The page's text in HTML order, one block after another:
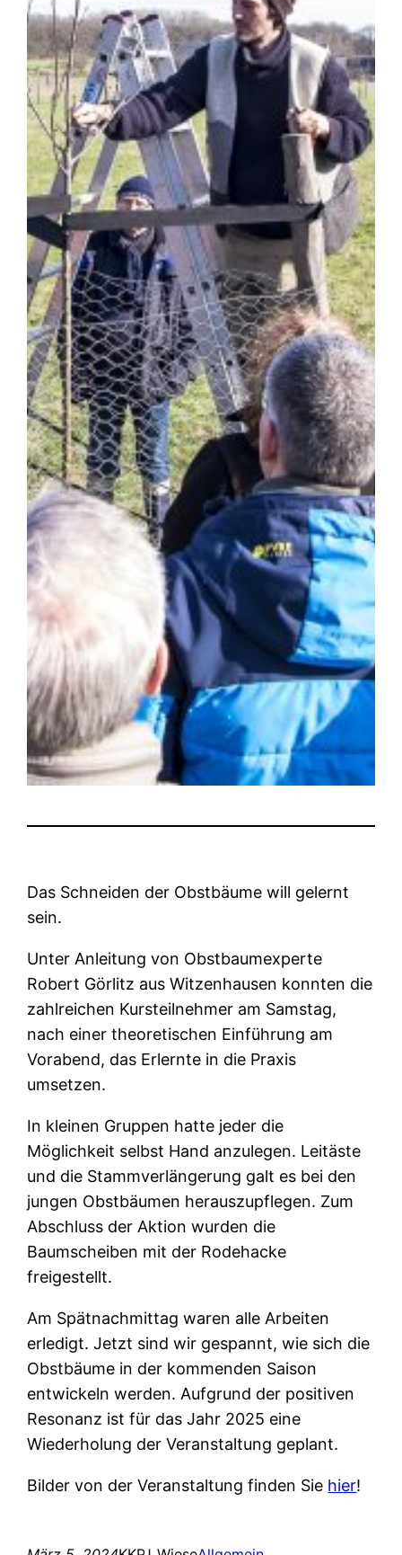
Das Schneiden der Obstbäume will gelernt
sein.
Unter Anleitung von Obstbaumexperte
Robert Görlitz aus Witzenhausen konnten die
zahlreichen Kursteilnehmer am Samstag,
nach einer theoretischen Einführung am
Vorabend, das Erlernte in die Praxis
umsetzen.
In kleinen Gruppen hatte jeder die
Möglichkeit selbst Hand anzulegen. Leitäste
und die Stammverlängerung galt es bei den
jungen Obstbäumen herauszupflegen. Zum
Abschluss der Aktion wurden die
Baumscheiben mit der Rodehacke
freigestellt.
Am Spätnachmittag waren alle Arbeiten
erledigt. Jetzt sind wir gespannt, wie sich die
Obstbäume in der kommenden Saison
entwickeln werden. Aufgrund der positiven
Resonanz ist für das Jahr 2025 eine
Wiederholung der Veranstaltung geplant.
Bilder von der Veranstaltung finden Sie hier!